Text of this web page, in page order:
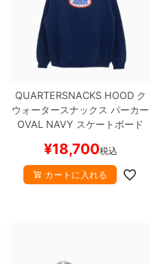
QUARTERSNACKS HOODク
ウォータースナックス パーカー
OVAL NAVY スケートボード
¥18,700税込
カートに入れる